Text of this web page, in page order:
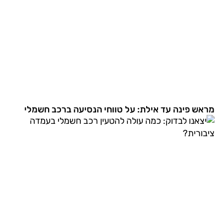
מראש פינה עד אילת: על טווחי הנסיעה ברכב חשמלי